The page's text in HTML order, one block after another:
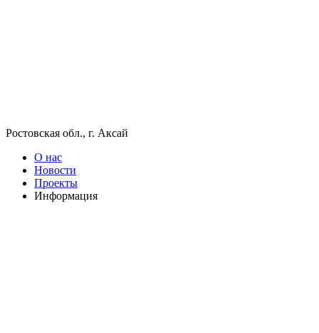
Ростовская обл., г. Аксай
О нас
Новости
Проекты
Информация